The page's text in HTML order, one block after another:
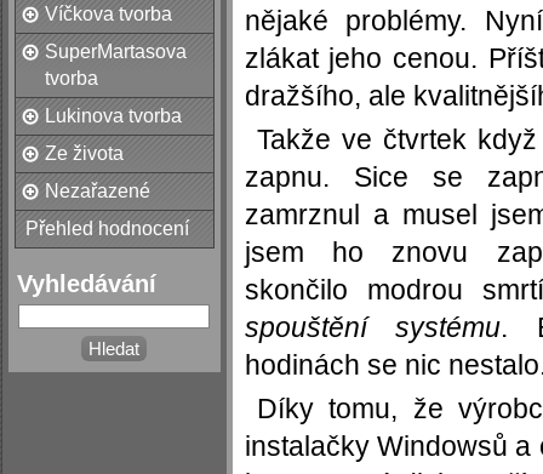
Víčkova tvorba
SuperMartasova
tvorba
Lukinova tvorba
Ze života
Nezařazené
Přehled hodnocení
Vyhledávání
nějaké problémy.
zlákat jeho cenou.
dražšího, ale
Takže ve čtvrtek
zapnu. Sice se
zamrznul a musel
jsem ho znovu
skončilo modrou
spouštění systému.
hodinách se nic
Díky tomu, že
instalačky Windowsů